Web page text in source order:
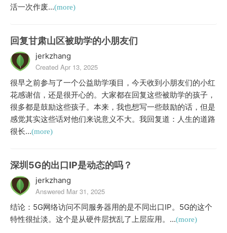
活一次作废...(more)
回复甘肃山区被助学的小朋友们
jerkzhang
Created Apr 13, 2025
很早之前参与了一个公益助学项目，今天收到小朋友们的小红
花感谢信，还是很开心的。大家都在回复这些被助学的孩子，
很多都是鼓励这些孩子。本来，我也想写一些鼓励的话，但是
感觉其实这些话对他们来说意义不大。我回复道：人生的道路
很长...(more)
深圳5G的出口IP是动态的吗？
jerkzhang
Answered Mar 31, 2025
结论：5G网络访问不同服务器用的是不同出口IP。5G的这个
特性很扯淡。这个是从硬件层扰乱了上层应用。...(more)